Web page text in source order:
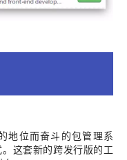
地位而奋斗的包管理系
这套新的跨发行版的工